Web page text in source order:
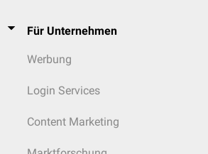
Für Unternehmen
Werbung
Login Services
Content Marketing